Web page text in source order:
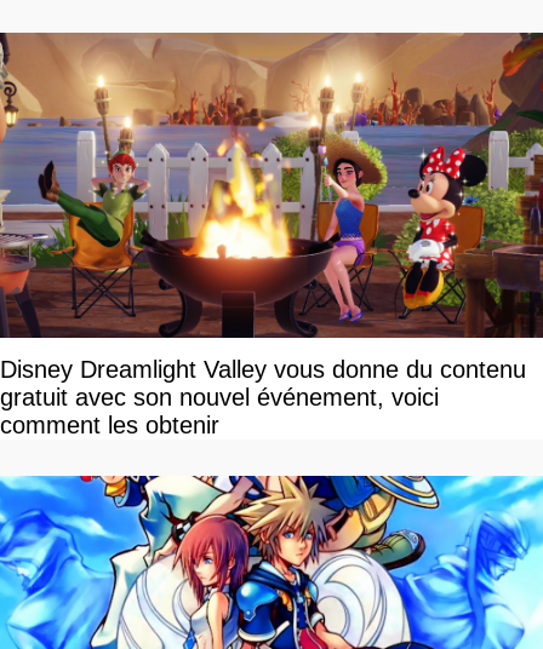
Disney Dreamlight Valley vous donne du contenu
gratuit avec son nouvel événement, voici
comment les obtenir